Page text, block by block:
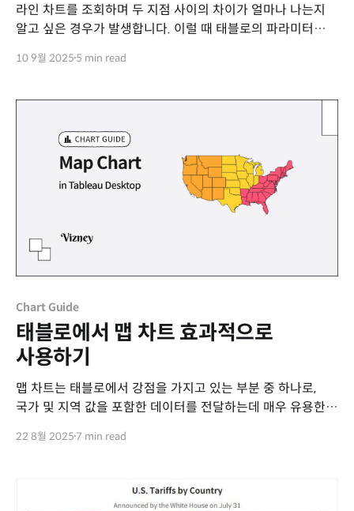
라인 차트를 조회하며 두 지점 사이의 차이가 얼마나 나는지
알고 싶은 경우가 발생합니다. 이럴 때 태블로의 파라미터
값을 조건문으로 사용하여 증감률을 대시보드에 표시해줄 수
있습니다. * 선택된 두 지점 중 최근 날짜를 기준으로 증감률을
10 9월 2025 5 min read
Chart Guide
태블로에서 맵 차트 효과적으로
사용하기
맵 차트는 태블로에서 강점을 가지고 있는 부분 중 하나로,
국가 및 지역 값을 포함한 데이터를 전달하는데 매우 유용한
정보를 기본적으로 전달하고 있기 때문에 데이터를
있습니다. 그렇다면 맵 차트에서는 어떠한 마크를 어떻게
사용하면 좋은지, 어떤
22 8월 2025 7 min read